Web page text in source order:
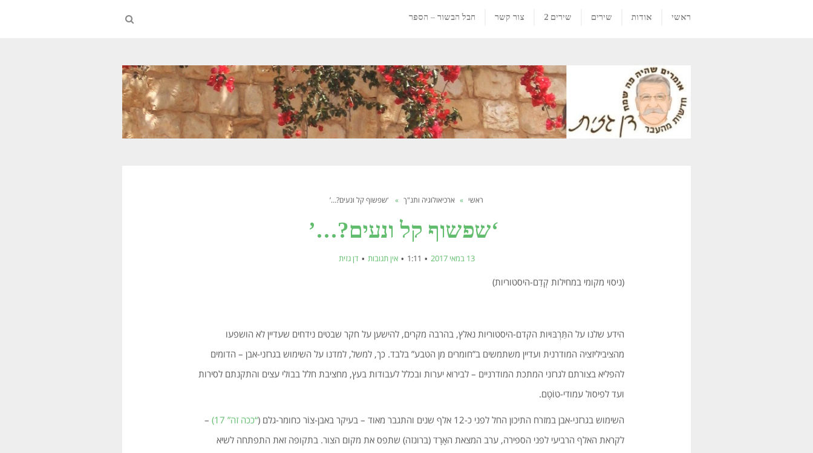
ראשי אודות שירים שירים 2 צור קשר חבל הבשור – הספר
ראשי » ארכיאולוגיה ותנ"ך » ‘שפשוף קל ונעים?…’
‘שפשוף קל ונעים?…’
13 במאי 2017 1:11 אין תגובות דן גזית
(ניסוי מקומי במחילות קְדַם-היסטוריות)
הידע שלנו על התַּרְבּוּיות הקדם-היסטוריות נאלץ, בהרבה מקרים, להישען על חקר שבטים נידחים שעדיין לא הושפעו
מהציביליזציה המודרנית ועדיין משתמשים ב”חומרים מן הטבע” בלבד. כך, למשל, למדנו על השימוש בגרזני-אבן – הדומים
להפליא בצורתם לגרזני המתכת המודרניים – לבירוא יערות ובכלל לעבודות בעץ, מחציבת חלל בבולי עצים והתקנתם לסירות
ועד לפיסול עמודי-טוֹטֶם.
השימוש בגרזני-אבן במזרח התיכון החל לפני כ-12 אלף שנים והתגבר מאוד – בעיקר באבן-צוֹר כחומר-גלם ( “ככה זה” 17)
–
לקראת האלף הרביעי לפני הספירה, ערב המצאת האָרָד (ברונזה) שתפס את מקום הצור. בתקופה זאת התפתחה לשיא